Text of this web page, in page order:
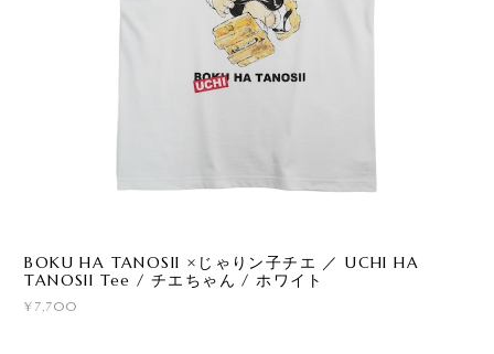
BOKU HA TANOSII ×じゃりン子チエ ／ UCHI HA
TANOSII Tee / チエちゃん / ホワイト
¥7,700